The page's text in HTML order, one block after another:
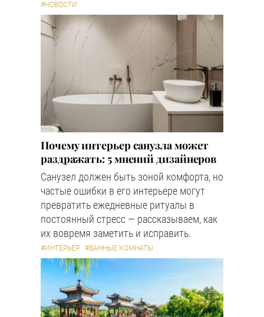
#НОВОСТИ
Почему интерьер санузла может
раздражать: 5 мнений дизайнеров
Санузел должен быть зоной комфорта, но
частые ошибки в его интерьере могут
превратить ежедневные ритуалы в
постоянный стресс — рассказываем, как
их вовремя заметить и исправить.
#ИНТЕРЬЕР #ВАННЫЕ КОМНАТЫ